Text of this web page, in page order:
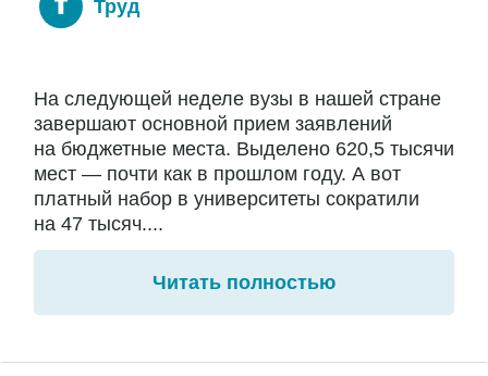
Труд
На следующей неделе вузы в нашей стране
завершают основной прием заявлений
на бюджетные места. Выделено 620,5 тысячи
мест — почти как в прошлом году. А вот
платный набор в университеты сократили
на 47 тысяч....
Читать полностью